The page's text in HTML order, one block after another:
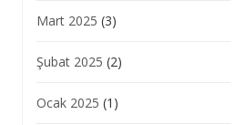
Mart 2025 (3)
Şubat 2025 (2)
Ocak 2025 (1)